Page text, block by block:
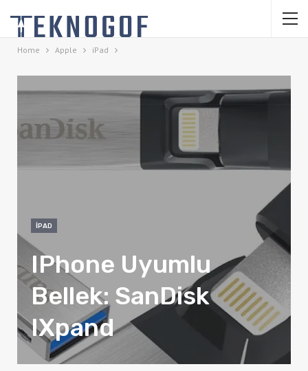
Home Apple iPad
IPAD
IPhone Uyumlu
Bellek: SanDisk
IXpand